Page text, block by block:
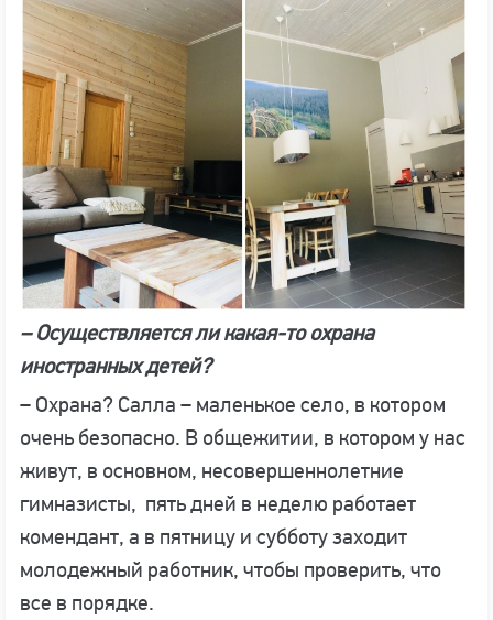
– Осуществляется ли какая-то охрана
иностранных детей?
– Охрана? Салла – маленькое село, в котором
очень безопасно. В общежитии, в котором у нас
живут, в основном, несовершеннолетние
гимназисты, пять дней в неделю работает
комендант, а в пятницу и субботу заходит
молодежный работник, чтобы проверить, что
все в порядке.